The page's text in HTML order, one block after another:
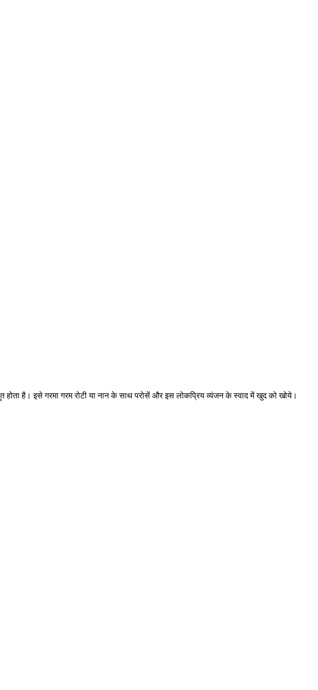
होता है। इसे गरमा गरम रोटी या नान के साथ परोसें और इस लोकप्रिय व्यंजन के स्वाद में खुद को खो‍ये।